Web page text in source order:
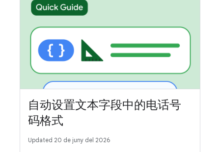
自动设置文本字段中的电话号
码格式
Updated 20 de juny del 2026